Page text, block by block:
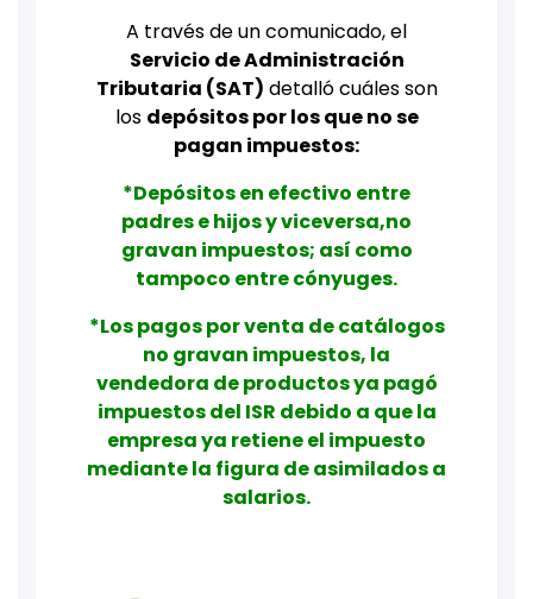
A través de un comunicado, el
Servicio de Administración
Tributaria (SAT) detalló cuáles son
los depósitos por los que no se
pagan impuestos:
*Depósitos en efectivo entre
padres e hijos y viceversa,no
gravan impuestos; así como
tampoco entre cónyuges.
*Los pagos por venta de catálogos
no gravan impuestos, la
vendedora de productos ya pagó
impuestos del ISR debido a que la
empresa ya retiene el impuesto
mediante la figura de asimilados a
salarios.